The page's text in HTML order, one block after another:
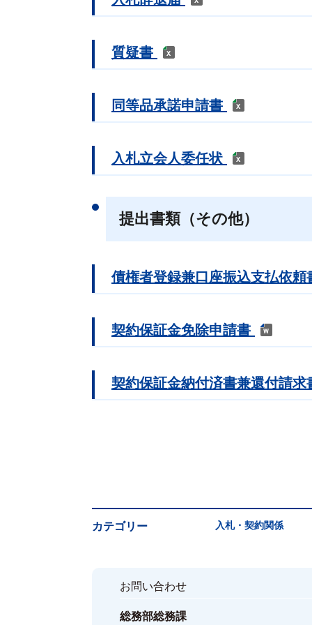
質疑書
同等品承諾申請書
入札立会人委任状
提出書類（その他）
債権者登録兼口座振込支払依頼
契約保証金免除申請書
契約保証金納付済書兼還付請
カテゴリー 入札・契約関係
お問い合わせ
総務部総務課